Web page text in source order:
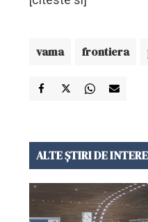
vama frontiera
ALTE ȘTIRI DE